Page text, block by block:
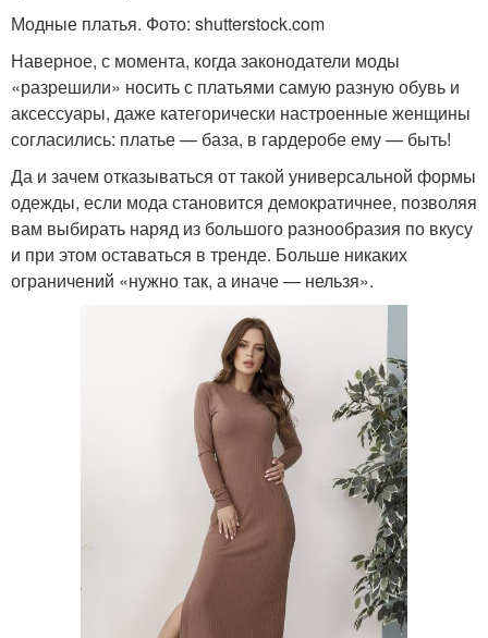
Модные платья. Фото: shutterstock.com
Наверное, с момента, когда законодатели моды
«разрешили» носить с платьями самую разную обувь и
аксессуары, даже категорически настроенные женщины
согласились: платье — база, в гардеробе ему — быть!
Да и зачем отказываться от такой универсальной формы
одежды, если мода становится демократичнее, позволяя
вам выбирать наряд из большого разнообразия по вкусу
и при этом оставаться в тренде. Больше никаких
ограничений «нужно так, а иначе — нельзя».